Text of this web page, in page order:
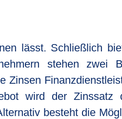
lässt. Schließlich
stehen zwei
Zinsen
wird der Zinssatz
besteht die